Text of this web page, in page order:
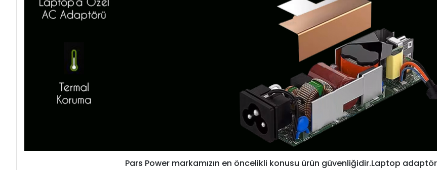
Pars Power markamızın en öncelikli konusu ürün güvenliğidir.Laptop